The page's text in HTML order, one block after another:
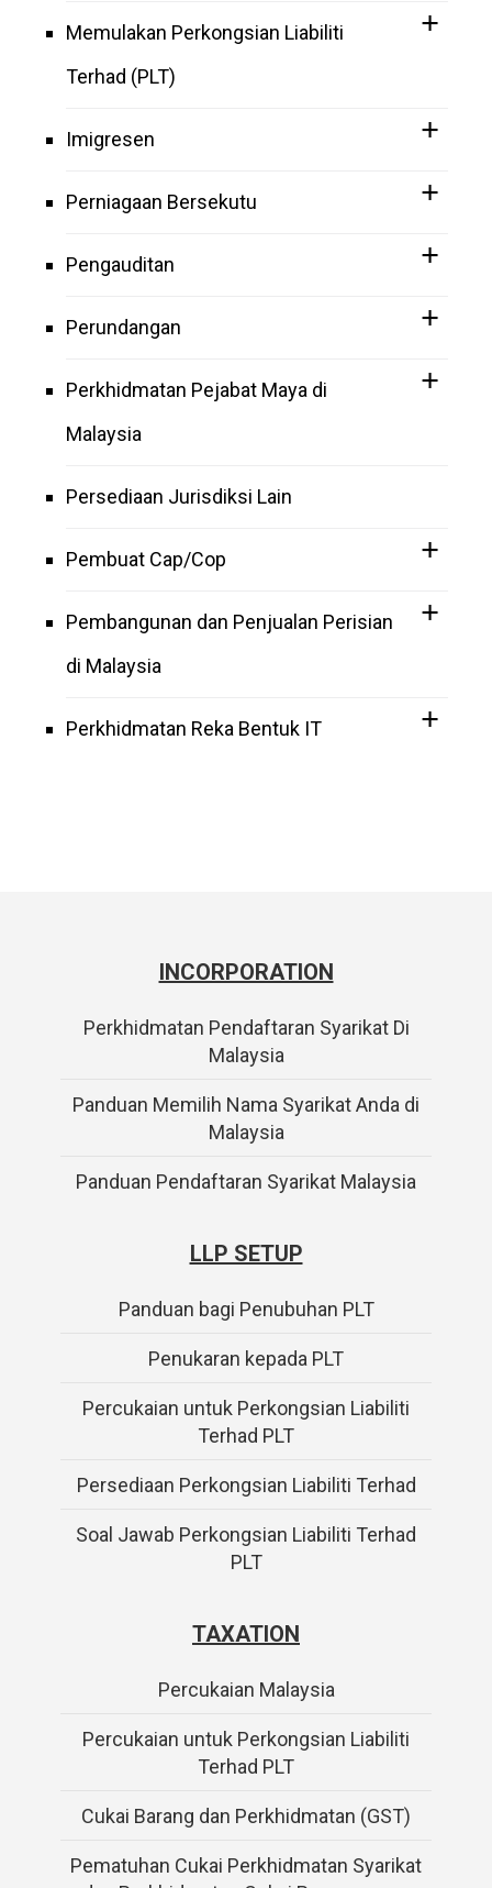
Memulakan Perkongsian Liabiliti
Terhad (PLT)
Imigresen
Perniagaan Bersekutu
Pengauditan
Perundangan
Perkhidmatan Pejabat Maya di
Malaysia
Persediaan Jurisdiksi Lain
Pembuat Cap/Cop
Pembangunan dan Penjualan Perisian
di Malaysia
Perkhidmatan Reka Bentuk IT
INCORPORATION
Perkhidmatan Pendaftaran Syarikat Di
Malaysia
Panduan Memilih Nama Syarikat Anda di
Malaysia
Panduan Pendaftaran Syarikat Malaysia
LLP SETUP
Panduan bagi Penubuhan PLT
Penukaran kepada PLT
Percukaian untuk Perkongsian Liabiliti
Terhad PLT
Persediaan Perkongsian Liabiliti Terhad
Soal Jawab Perkongsian Liabiliti Terhad
PLT
TAXATION
Percukaian Malaysia
Percukaian untuk Perkongsian Liabiliti
Terhad PLT
Cukai Barang dan Perkhidmatan (GST)
Pematuhan Cukai Perkhidmatan Syarikat